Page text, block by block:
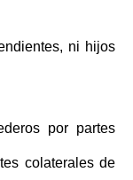
ni hijos
por partes
colaterales de